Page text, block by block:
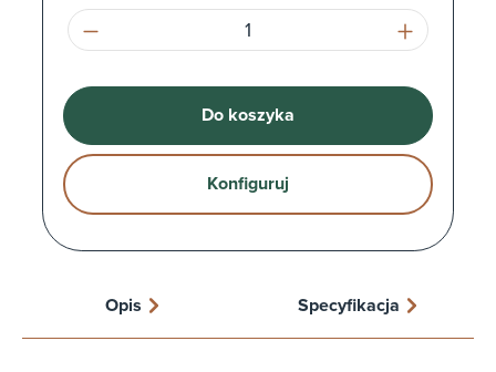
Ilość produktu: Wprowadź żądaną
Do koszyka
Konfiguruj
Opis Specyfikacja